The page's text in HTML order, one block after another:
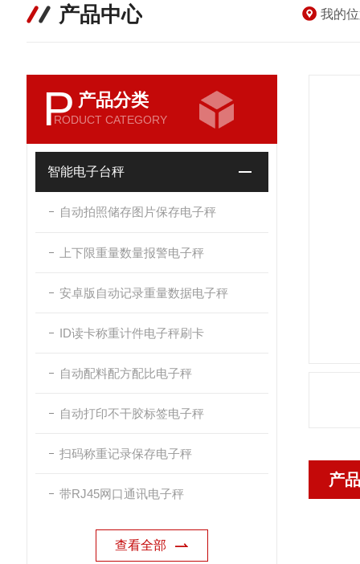
产品中心 我的
P 产品分类
RODUCT CATEGORY
智能电子台秤
自动拍照储存图片保存电子秤
上下限重量数量报警电子秤
安卓版自动记录重量数据电子秤
ID读卡称重计件电子秤刷卡
自动配料配方配比电子秤
自动打印不干胶标签电子秤
扫码称重记录保存电子秤
带RJ45网口通讯电子秤
查看全部
产